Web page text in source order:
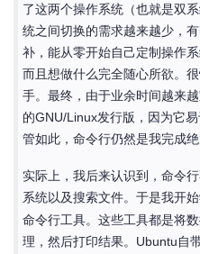
了这两个操作系统（也就是双
统之间切换的需求越来越少，
补，能从零开始自己定制操作
而且想做什么完全随心所欲。
手。最终，由于业余时间越来
的GNU/Linux发行版，因为它
管如此，命令行仍然是我完成
实际上，我后来认识到，命令
系统以及搜索文件。于是我开
命令行工具。这些工具都是将
理，然后打印结果。Ubuntu自